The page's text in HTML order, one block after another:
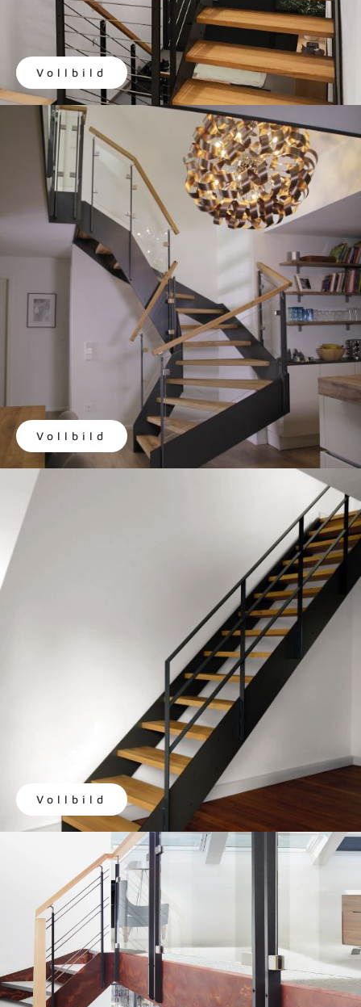
Vollbild
Vollbild
Vollbild